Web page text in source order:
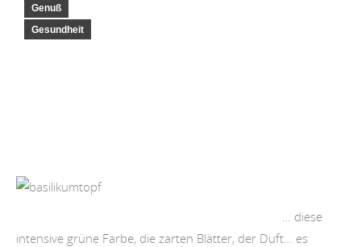
Genuß
Gesundheit
… diese
intensive grüne Farbe, die zarten Blätter, der Duft… es